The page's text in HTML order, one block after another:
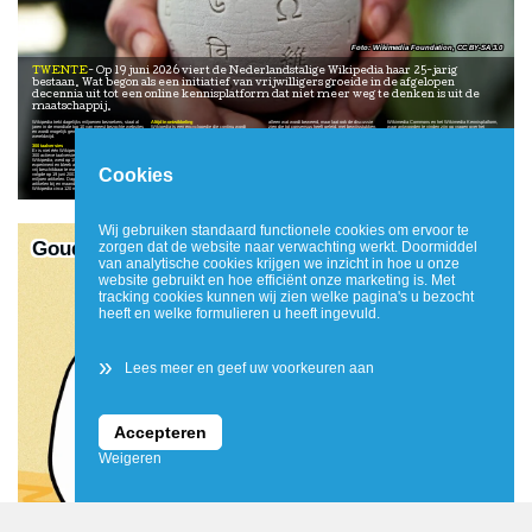
TWENTE
bestaan. Wat begon als een initiatief van vrijwilligers groeide in de afgelopen
decennia uit tot een online kennisplatform dat niet meer weg te denken is uit de
maatschappij.
Wikipedia trekt dagelijks miljoenen bezoekers, staat al
jaren in de mondiale top 10 van meest bezochte websites
en wordt mogelijk gemaakt door donaties van gebruikers
wereldwijd.
300 taalversies
Er is niet één Wikipedia, er zijn op dit moment meer dan
300 actieve taalversies. De eerste versie, de Engelstalige
Wikipedia, werd op 15 januari 2001 gelanceerd als
experiment en bleek al snel een succesformule om kennis
vrij beschikbaar te maken. De Nederlandstalige versie
volgde op 19 juni 2001 en bevat inmiddels ruim 2,2
miljoen artikelen. Dagelijks komen er zo’n 100 nieuwe
artikelen bij en maandelijks wordt de Nederlandstalige
Wikipedia circa 120 miljoen keer geraadpleegd.
Altijd in ontwikkeling
Wikipedia is een encyclopedie die continu wordt
Transparantie
‘In een tijd van desinformatie, AI-hallucinaties en black-
alleen wat wordt beweerd, maar laat ook de discussie
zien die tot consensus heeft geleid, met bewijsstukken.
Wikimedia Commons en het Wikimedia Kennisplatform,
waar antwoorden te vinden zijn op vragen over het
Wikimedia Foundation, CC BY-SA 3.0
Goudjakhals
Cookies
Wij gebruiken standaard functionele cookies om ervoor te
zorgen dat de website naar verwachting werkt. Doormiddel
van analytische cookies krijgen we inzicht in hoe u onze
website gebruikt en hoe efficiënt onze marketing is. Met
tracking cookies kunnen wij zien welke pagina's u bezocht
heeft en welke formulieren u heeft ingevuld.
» Lees meer en geef uw voorkeuren aan
Accepteren
Weigeren